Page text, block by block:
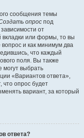
сообщения темы
опрос под
от
вкладки или формы, то вы
и как минимум два
что каждый
поля. Вы также
могут выбрать
«Вариантов ответа»,
что опрос будет
вариант, за который
ответа?